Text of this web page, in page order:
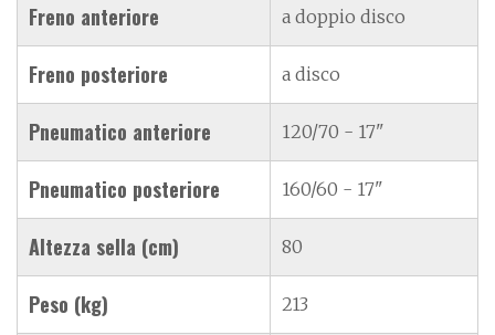
Freno anteriore a doppio disco
Freno posteriore a disco
Pneumatico anteriore 120/70 - 17"
Pneumatico posteriore 160/60 - 17"
Altezza sella (cm) 80
Peso (kg) 213